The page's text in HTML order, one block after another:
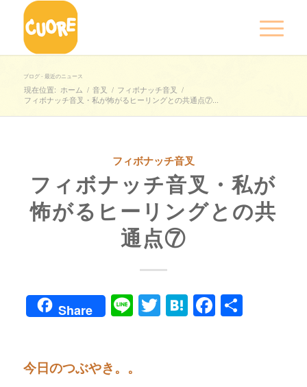
ブログ - 最近のニュース
現在位置: ホーム / 音叉 / フィボナッチ音叉 /
フィボナッチ音叉・私が怖がるヒーリングとの共通点⑦...
フィボナッチ音叉
フィボナッチ音叉・私が
怖がるヒーリングとの共
通点⑦
Share LineTwitter
Hatena共
今日のつぶやき。。